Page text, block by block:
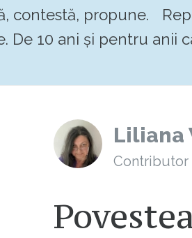
contestă, propune.
De 10 ani și pentru anii
Liliana
Contributor